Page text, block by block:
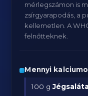
mérlegszámon is
zsírgyarapodás, a
kellemetlen. A
felnőtteknek.
Mennyi
100 gJégsaláta